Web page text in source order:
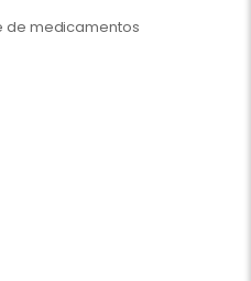
de medicamentos